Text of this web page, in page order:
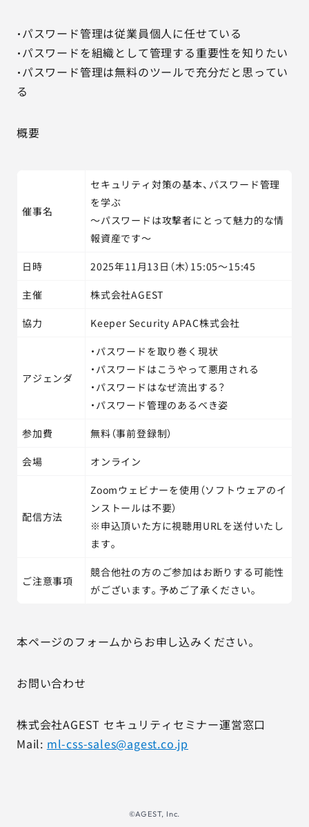
・パスワード管理は従業員個人に任せている
・パスワードを組織として管理する重要性を知りたい
・パスワード管理は無料のツールで充分だと思ってい
る
概要
催事名
セキュリティ対策の基本、パスワード管理
を学ぶ
～パスワードは攻撃者にとって魅力的な情
報資産です～
日時 2025年11月13日（木）15:05～15:45
主催 株式会社AGEST
協力 Keeper Security APAC株式会社
アジェンダ
・パスワードを取り巻く現状
・パスワードはこうやって悪用される
・パスワードはなぜ流出する？
・パスワード管理のあるべき姿
参加費 無料（事前登録制）
会場 オンライン
配信方法
Zoomウェビナーを使用（ソフトウェアのイ
ンストールは不要）
※申込頂いた方に視聴用URLを送付いたし
ます。
ご注意事項
競合他社の方のご参加はお断りする可能性
がございます。予めご了承ください。
本ページのフォームからお申し込みください。
お問い合わせ
株式会社AGEST セキュリティセミナー運営窓口
Mail: ml-css-sales@agest.co.jp
©AGEST, Inc.